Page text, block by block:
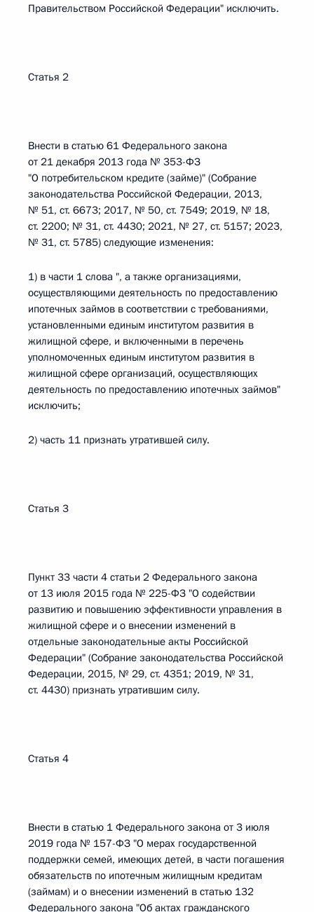
Правительством Российской Федерации" исключить.
Статья 2
Внести в статью 61 Федерального закона
от 21 декабря 2013 года № 353-ФЗ
"О потребительском кредите (займе)" (Собрание
законодательства Российской Федерации, 2013,
№ 51, ст. 6673; 2017, № 50, ст. 7549; 2019, № 18,
ст. 2200; № 31, ст. 4430; 2021, № 27, ст. 5157; 2023,
№ 31, ст. 5785) следующие изменения:
1) в части 1 слова ", а также организациями,
осуществляющими деятельность по предоставлению
ипотечных займов в соответствии с требованиями,
установленными единым институтом развития в
жилищной сфере, и включенными в перечень
уполномоченных единым институтом развития в
жилищной сфере организаций, осуществляющих
деятельность по предоставлению ипотечных займов"
исключить;
2) часть 11 признать утратившей силу.
Статья 3
Пункт 33 части 4 статьи 2 Федерального закона
от 13 июля 2015 года № 225-ФЗ "О содействии
развитию и повышению эффективности управления в
жилищной сфере и о внесении изменений в
отдельные законодательные акты Российской
Федерации" (Собрание законодательства Российской
Федерации, 2015, № 29, ст. 4351; 2019, № 31,
ст. 4430) признать утратившим силу.
Статья 4
Внести в статью 1 Федерального закона от 3 июля
2019 года № 157-ФЗ "О мерах государственной
поддержки семей, имеющих детей, в части погашения
обязательств по ипотечным жилищным кредитам
(займам) и о внесении изменений в статью 132
Федерального закона "Об актах гражданского